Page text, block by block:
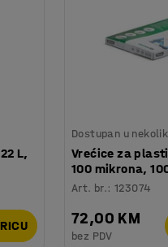
L,
Dostupan u
Vrećice za
100 mikrona,
Art. br.:123074
72,00 KM
bez PDV